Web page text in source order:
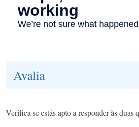
Avalia
Verifica se estás apto a responder às duas